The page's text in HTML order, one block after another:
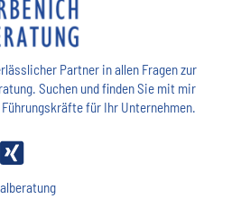
Partner in allen Fragen zur
Suchen und finden Sie mit mir
für Ihr Unternehmen.